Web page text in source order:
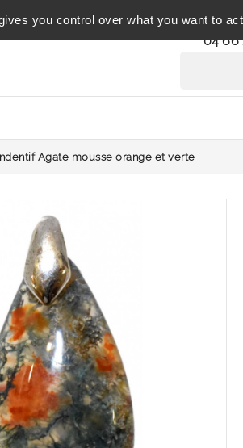
du
04 66
Agate mousse orange et verte
you control over what you want to